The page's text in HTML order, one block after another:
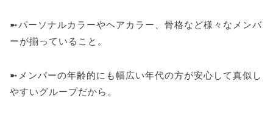
➼パーソナルカラーやヘアカラー、骨格など様々なメンバ
ーが揃っていること。
➼メンバーの年齢的にも幅広い年代の方が安心して真似し
やすいグループだから。